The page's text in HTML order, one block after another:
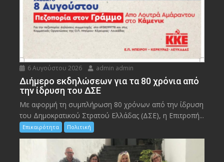
6 Αυγούστου 2026 admin admin
Διήμερο εκδηλώσεων για τα 80 χρόνια από
την ίδρυση του ΔΣΕ
Με αφορμή τη συμπλήρωση 80 χρόνων από την ίδρυση
του Δημοκρατικού Στρατού Ελλάδας (ΔΣΕ), η Επιτροπή...
Επικαιρότητα Πολιτική